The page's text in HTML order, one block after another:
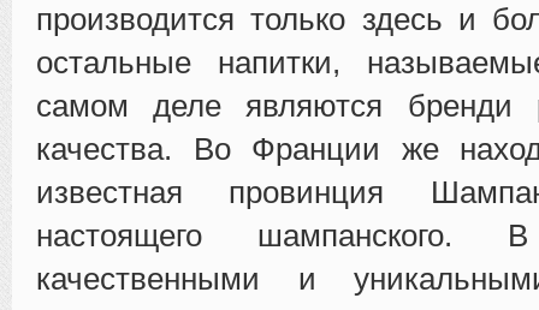
производится только здесь и
остальные напитки,
самом деле являются бренди
качества. Во Франции же
известная провинция
настоящего
качественными и